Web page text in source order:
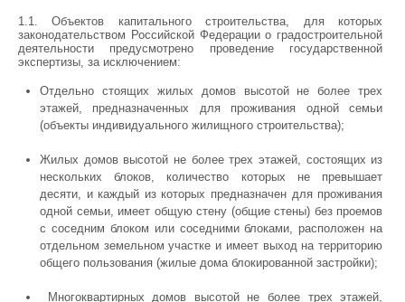
1.1. Объектов капитального строительства, для которых
законодательством Российской Федерации о градостроительной
деятельности предусмотрено проведение государственной
экспертизы, за исключением:
Отдельно стоящих жилых домов высотой не более трех
этажей, предназначенных для проживания одной семьи
(объекты индивидуального жилищного строительства);
Жилых домов высотой не более трех этажей, состоящих из
нескольких блоков, количество которых не превышает
десяти, и каждый из которых предназначен для проживания
одной семьи, имеет общую стену (общие стены) без проемов
с соседним блоком или соседними блоками, расположен на
отдельном земельном участке и имеет выход на территорию
общего пользования (жилые дома блокированной застройки);
Многоквартирных домов высотой не более трех этажей,